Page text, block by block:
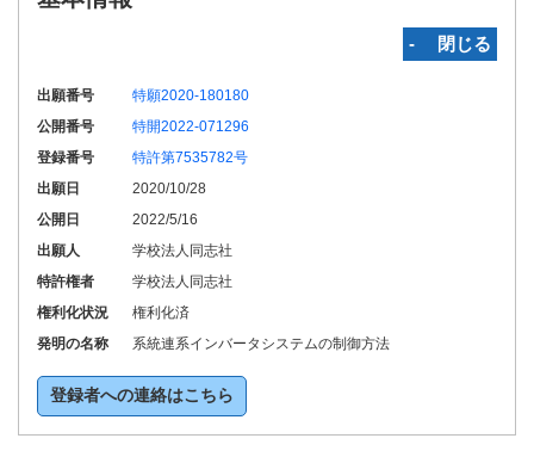
‐ 閉じる
出願番号
特願2020-180180
公開番号
特開2022-071296
登録番号
特許第7535782号
出願日
2020/10/28
公開日
2022/5/16
出願人
学校法人同志社
特許権者
学校法人同志社
権利化状況
権利化済
発明の名称
系統連系インバータシステムの制御方法
登録者への連絡はこちら